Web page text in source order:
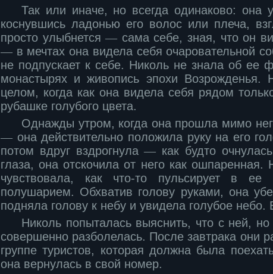
Так или иначе, но всегда одинаково:
коснувшись ладонью его волос или плеча,
просто улыбнется― сама себе, зная, что он
― в мечтах она видела себя очаровательной
не подпускает к себе. Николь не знала об ее
монастырях и живопись эпохи
целом, когда как она видела себя рядом
рубашке голубого цвета.
Однажды утром, когда она прошла мимо
― она действительно положила руку на его
потом вдруг вздрогнула― как будто
глаза, она отскочила от него как
чувствовала, как что-то пульсирует в
полушарием. Обхватив голову руками, она
подняла голову к небу и увидела голубое
Николь попыталась выяснить, что с ней,
совершенно разболелась. После завтрака они
группе туристов, которая должна была
она вернулась в свой номер.